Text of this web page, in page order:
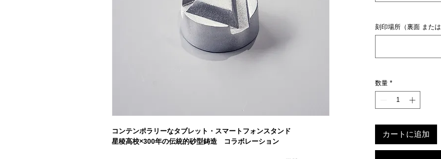
コンテンポラリーなタブレット・スマートフォンスタンド
星稜高校×300年の伝統的砂型鋳造 コラボレーション
刻印場所（裏面 また
数量 *
カートに追加